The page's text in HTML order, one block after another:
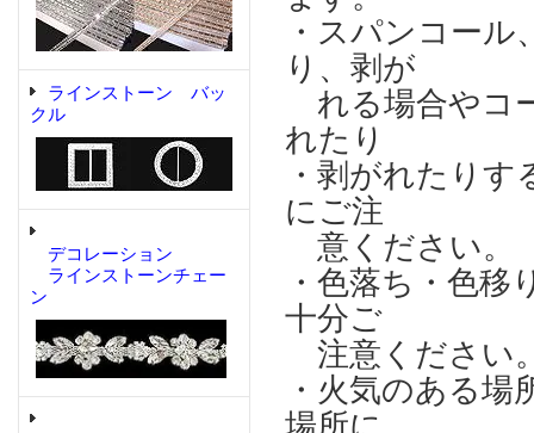
ラインストーン バッ
クル
デコレーション
ラインストーンチェー
ン
・スパンコー
り、剥が
れる場合やコ
れたり
・剥がれたり
にご注
意ください。
・色落ち・色
十分ご
注意ください
・火気のある場
場所に